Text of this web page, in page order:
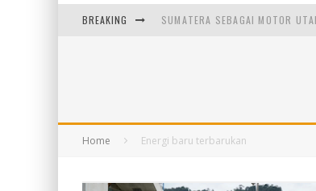
BREAKING SUMATERA SEBAGAI MOTOR
PENUMPANG MENGAMBIL
Home Energi baru terbarukan